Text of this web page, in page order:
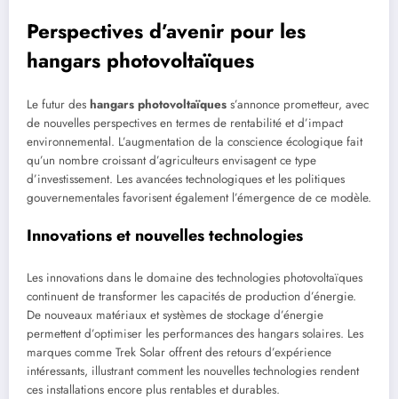
Perspectives d’avenir pour les
hangars photovoltaïques
Le futur des hangars photovoltaïques s’annonce prometteur, avec
de nouvelles perspectives en termes de rentabilité et d’impact
environnemental. L’augmentation de la conscience écologique fait
qu’un nombre croissant d’agriculteurs envisagent ce type
d’investissement. Les avancées technologiques et les politiques
gouvernementales favorisent également l’émergence de ce modèle.
Innovations et nouvelles technologies
Les innovations dans le domaine des technologies photovoltaïques
continuent de transformer les capacités de production d’énergie.
De nouveaux matériaux et systèmes de stockage d’énergie
permettent d’optimiser les performances des hangars solaires. Les
marques comme Trek Solar offrent des retours d’expérience
intéressants, illustrant comment les nouvelles technologies rendent
ces installations encore plus rentables et durables.